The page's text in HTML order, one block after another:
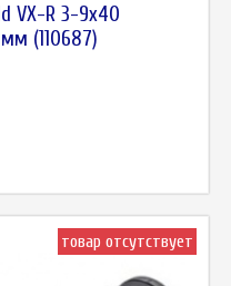
VX-R 3-9x40
(110687)
товар отсутствует